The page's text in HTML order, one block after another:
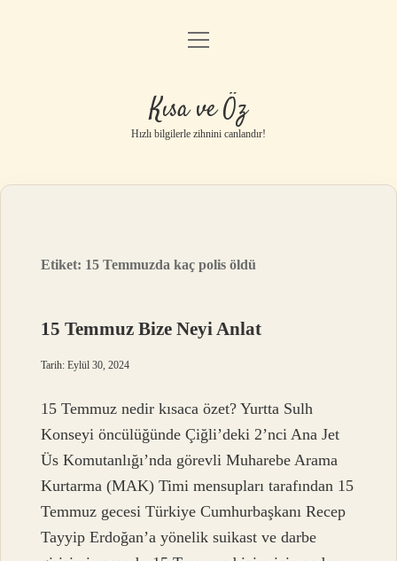
Anasayfa
Gizlilik Politikası
Yasal Uyarı
menüyü
Kısa ve Öz
Hızlı bilgilerle zihnini canlandır!
Etiket: 15 Temmuzda kaç polis öldü
15 Temmuz Bize Neyi Anlat
Tarih: Eylül 30, 2024
15 Temmuz nedir kısaca özet? Yurtta Sulh
Konseyi öncülüğünde Çiğli’deki 2’nci Ana Jet
Üs Komutanlığı’nda görevli Muharebe Arama
Kurtarma (MAK) Timi mensupları tarafından 15
Temmuz gecesi Türkiye Cumhurbaşkanı Recep
Tayyip Erdoğan’a yönelik suikast ve darbe